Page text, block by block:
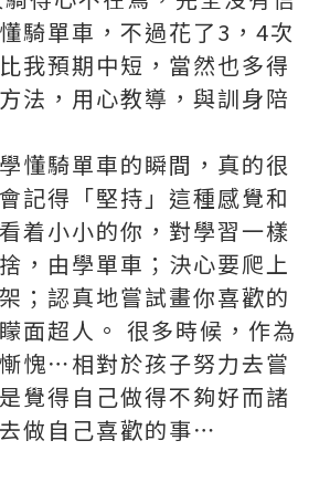
騎單車，不過花了3，4次
我預期中短，當然也多得
法，用心教導，與訓身陪
懂騎單車的瞬間，真的很
記得「堅持」這種感覺和
着小小的你，對學習一樣
，由學單車；決心要爬上
；認真地嘗試畫你喜歡的
面超人。 很多時候，作為
愧⋯相對於孩子努力去嘗
覺得自己做得不夠好而諸
做自己喜歡的事⋯